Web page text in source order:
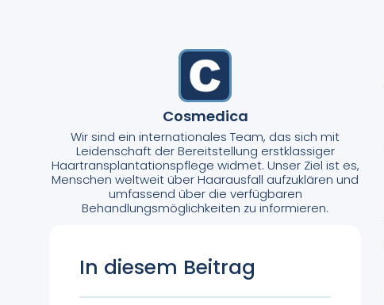
Cosmedica
Wir sind ein internationales Team, das sich mit
Leidenschaft der Bereitstellung erstklassiger
Haartransplantationspflege widmet. Unser Ziel ist es,
Menschen weltweit über Haarausfall aufzuklären und
umfassend über die verfügbaren
Behandlungsmöglichkeiten zu informieren.
In diesem Beitrag